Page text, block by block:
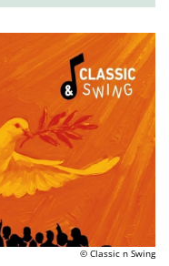
© Classic n Swing